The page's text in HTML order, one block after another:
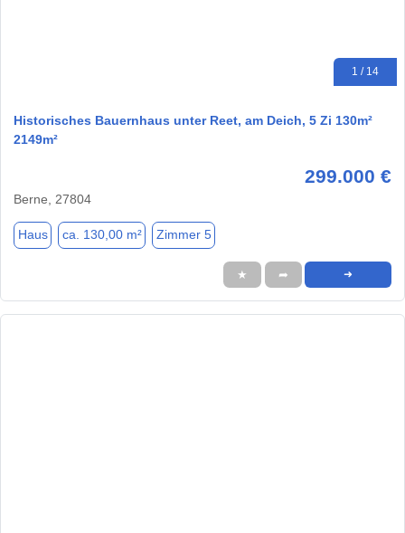
1 / 14
Historisches Bauernhaus unter Reet, am Deich, 5 Zi 130m²
2149m²
299.000 €
Berne, 27804
Haus ca. 130,00 m² Zimmer 5
★ ➦ ➜